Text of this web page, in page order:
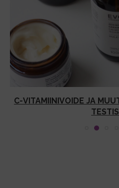
C-VITAMIINIVOIDE JA